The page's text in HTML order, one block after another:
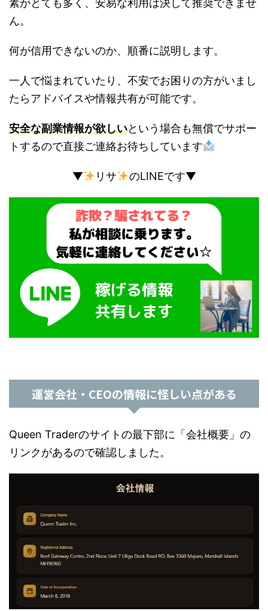
素がとても多く、安易な利用は決して推奨できませ
ん。
何が信用できないのか、順番に説明します。
一人で悩まれていたり、不安でお困りの方がいまし
たらアドバイスや情報共有が可能です。
安全な副業情報が欲しいという場合も無償でサポー
トするので直接ご連絡お待ちしています
▼ リサ のLINEです▼
運営会社・CEOの情報に怪しい点がある
Queen Traderのサイトの最下部に「会社概要」の
リンクがあるので確認しました。